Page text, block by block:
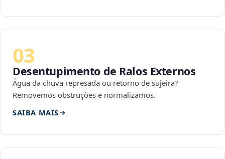
03
Desentupimento de Ralos Externos
Água da chuva represada ou retorno de sujeira?
Removemos obstruções e normalizamos.
SAIBA MAIS